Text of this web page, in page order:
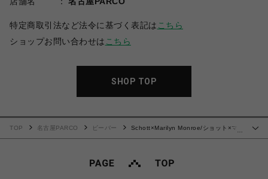
特定商取引法など法令に基づく表記は こちら
ショップお問い合わせは こちら
SHOP TOP
…
TOP 名古屋PARCO ビーバー
Schott×Marilyn Monroe/ショット×マリ